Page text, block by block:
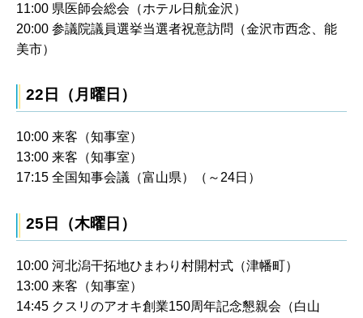
11:00 県医師会総会（ホテル日航金沢）
20:00 参議院議員選挙当選者祝意訪問（金沢市西念、能
美市）
22日（月曜日）
10:00 来客（知事室）
13:00 来客（知事室）
17:15 全国知事会議（富山県）（～24日）
25日（木曜日）
10:00 河北潟干拓地ひまわり村開村式（津幡町）
13:00 来客（知事室）
14:45 クスリのアオキ創業150周年記念懇親会（白山